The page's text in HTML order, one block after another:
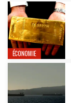
ÉCONOMIE